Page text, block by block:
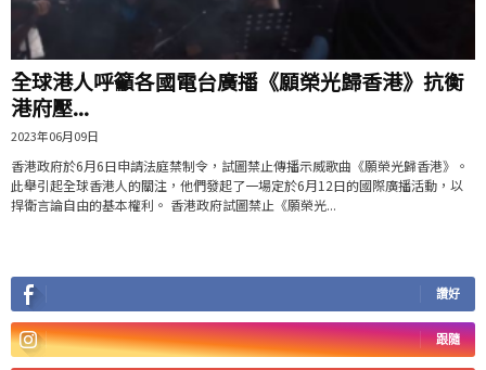
全球港人呼籲各國電台廣播《願榮光歸香港》抗衡
港府壓...
2023年06月09日
香港政府於6月6日申請法庭禁制令，試圖禁止傳播示威歌曲《願榮光歸香港》。
此舉引起全球香港人的關注，他們發起了一場定於6月12日的國際廣播活動，以
捍衛言論自由的基本權利。 香港政府試圖禁止《願榮光...
讚好
跟隨